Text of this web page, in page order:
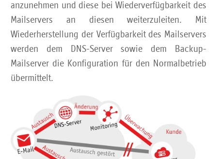
anzunehmen und diese bei Wiederverfügbarkeit des
Mailservers an diesen weiterzuleiten. Mit
Wiederherstellung der Verfügbarkeit des Mailservers
werden dem DNS-Server sowie dem Backup-
Mailserver die Konfiguration für den Normalbetrieb
übermittelt.